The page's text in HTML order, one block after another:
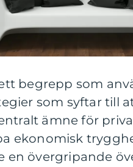
begrepp som
som syftar till
ämne för
ekonomisk
övergripande